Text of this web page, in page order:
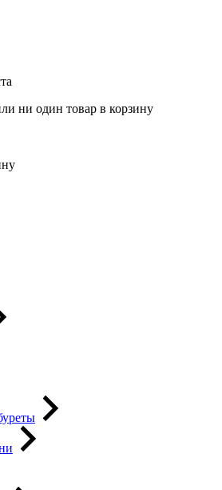
ни один товар в корзину